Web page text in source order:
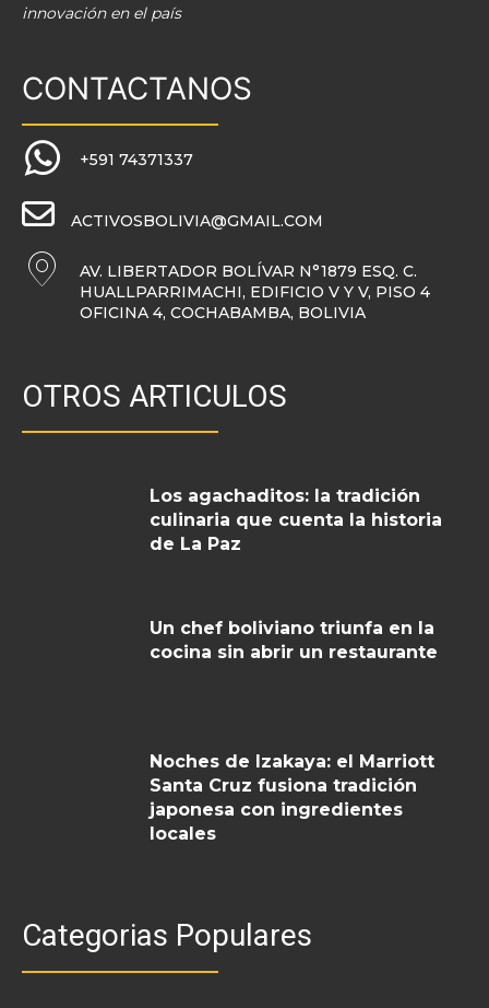
innovación en el país
CONTACTANOS
+591 74371337
ACTIVOSBOLIVIA@GMAIL.COM
AV. LIBERTADOR BOLÍVAR N°1879 ESQ. C.
HUALLPARRIMACHI, EDIFICIO V Y V, PISO 4
OFICINA 4, COCHABAMBA, BOLIVIA
OTROS ARTICULOS
Los agachaditos: la tradición
culinaria que cuenta la historia
de La Paz
Un chef boliviano triunfa en la
cocina sin abrir un restaurante
Noches de Izakaya: el Marriott
Santa Cruz fusiona tradición
japonesa con ingredientes
locales
Categorias Populares